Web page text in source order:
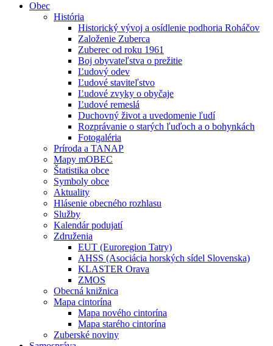
Obec
História
Historický vývoj a osídlenie podhoria Roháčov
Založenie Zuberca
Zuberec od roku 1961
Boj obyvateľstva o prežitie
Ľudový odev
Ľudové staviteľstvo
Ľudové zvyky o obyčaje
Ľudové remeslá
Duchovný život a uvedomenie ľudí
Rozprávanie o starých ľuďoch a o bohynkách
Fotogaléria
Príroda a TANAP
Mapy mOBEC
Štatistika obce
Symboly obce
Aktuality
Hlásenie obecného rozhlasu
Služby
Kalendár podujatí
Združenia
EUT (Euroregion Tatry)
AHSS (Asociácia horských sídel Slovenska)
KLASTER Orava
ZMOS
Obecná knižnica
Mapa cintorína
Mapa nového cintorína
Mapa starého cintorína
Zuberské noviny